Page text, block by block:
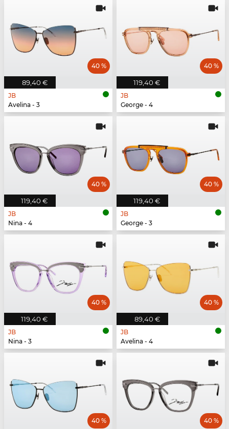
89,40 €
40 %
JB
Avelina - 3
119,40 €
40 %
JB
George - 4
119,40 €
40 %
JB
Nina - 4
119,40 €
40 %
JB
George - 3
119,40 €
40 %
JB
Nina - 3
89,40 €
40 %
JB
Avelina - 4
40 % 40 %